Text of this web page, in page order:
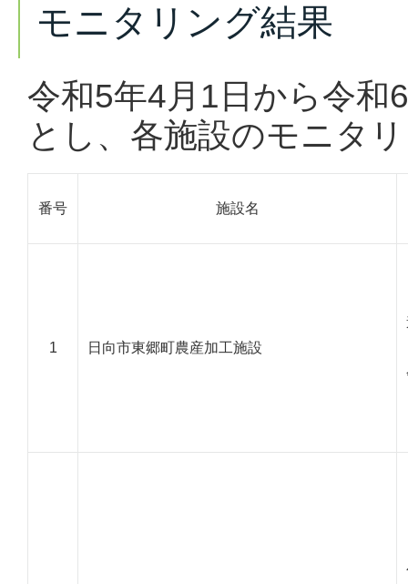
モニタリング結果
令和5年4月1日から令和
とし、各施設のモニタ
番号 施設名
1 日向市東郷町農産加工施設